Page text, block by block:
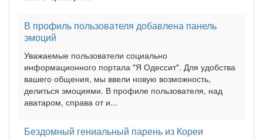
В профиль пользователя добавлена панель
эмоций
Уважаемые пользователи социально
информационного портала "Я Одессит". Для удобства
вашего общения, мы ввели новую возможность,
делиться эмоциями. В профиле пользователя, над
аватаром, справа от и...
Бездомный гениальный парень из Кореи